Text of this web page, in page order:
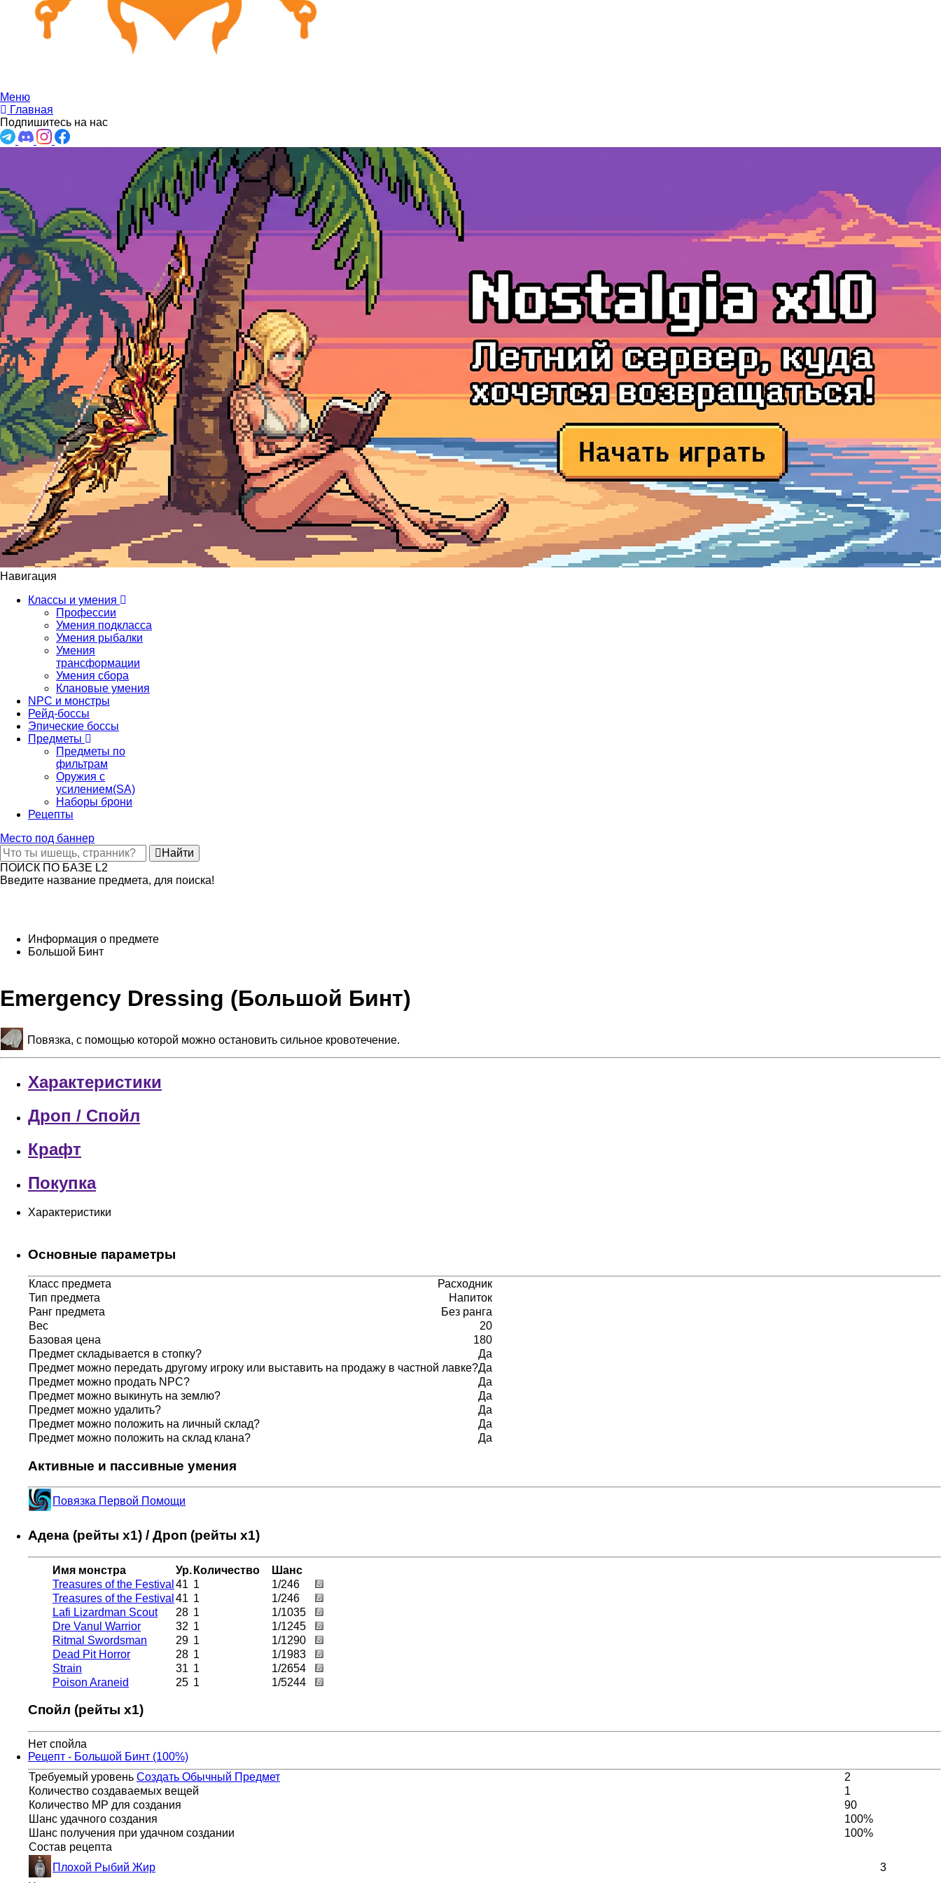
Меню
Главная
Подпишитесь на нас
Навигация
Классы и умения
Профессии
Умения подкласса
Умения рыбалки
Умения
трансформации
Умения сбора
Клановые умения
NPC и монстры
Рейд-боссы
Эпические боссы
Предметы
Предметы по
фильтрам
Оружия с
усилением(SA)
Наборы брони
Рецепты
Место под баннер
Найти
ПОИСК ПО БАЗЕ L2
Введите название предмета, для поиска!
Информация о предмете
Большой Бинт
Emergency Dressing (Большой Бинт)
Повязка, с помощью которой можно остановить сильное кровотечение.
Характеристики
Дроп / Спойл
Крафт
Покупка
Характеристики
Основные параметры
Класс предмета
Расходник
Тип предмета
Напиток
Ранг предмета
Без ранга
Вес
20
Базовая цена
180
Предмет складывается в стопку?
Да
Предмет можно передать другому игроку или выставить на продажу в частной лавке?Да
Предмет можно продать NPC?
Да
Предмет можно выкинуть на землю?
Да
Предмет можно удалить?
Да
Предмет можно положить на личный склад?
Да
Предмет можно положить на склад клана?
Да
Активные и пассивные умения
Повязка Первой Помощи
Адена (рейты x1) / Дроп (рейты x1)
Имя монстра Ур. Количество
Шанс
Treasures of the Festival 41 1
1/246
Treasures of the Festival 41 1
1/246
Lafi Lizardman Scout
28 1
1/1035
Dre Vanul Warrior
32 1
1/1245
Ritmal Swordsman
29 1
1/1290
Dead Pit Horror
28 1
1/1983
Strain
31 1
1/2654
Poison Araneid
25 1 1/5244
Спойл (рейты x1)
Нет спойла
Рецепт - Большой Бинт (100%)
Требуемый уровень Создать Обычный Предмет
2
Количество создаваемых вещей
1
Количество MP для создания
90
Шанс удачного создания
100%
Шанс получения при удачном создании
100%
Состав рецепта
Плохой Рыбий Жир
3